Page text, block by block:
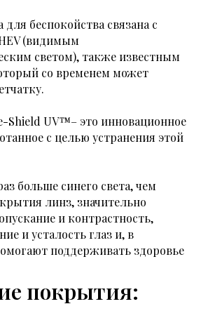
беспокойства связана с
(видимым
светом), также известным
со временем может
Shield UV™– это инновационное
с целью устранения этой
больше синего света, чем
линз, значительно
и контрастность,
и усталость глаз и, в
поддерживать здоровье
покрытия: